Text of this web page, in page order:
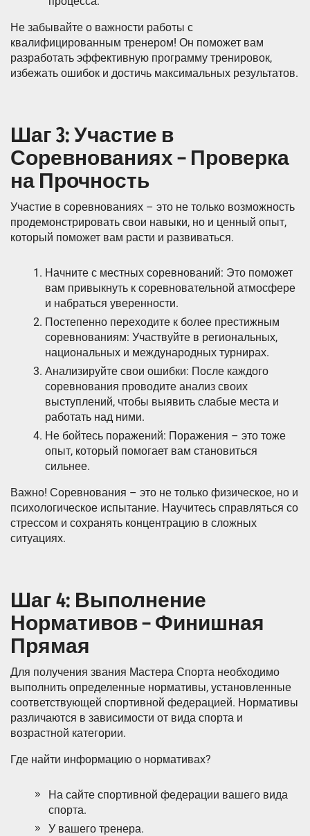
Не забывайте о важности работы с
квалифицированным тренером! Он поможет вам
разработать эффективную программу тренировок,
избежать ошибок и достичь максимальных результатов.
Шаг 3: Участие в
Соревнованиях – Проверка
на Прочность
Участие в соревнованиях – это не только возможность
продемонстрировать свои навыки, но и ценный опыт,
который поможет вам расти и развиваться.
Начните с местных соревнований: Это поможет
вам привыкнуть к соревновательной атмосфере
и набраться уверенности.
Постепенно переходите к более престижным
соревнованиям: Участвуйте в региональных,
национальных и международных турнирах.
Анализируйте свои ошибки: После каждого
соревнования проводите анализ своих
выступлений, чтобы выявить слабые места и
работать над ними.
Не бойтесь поражений: Поражения – это тоже
опыт, который помогает вам становиться
сильнее.
Важно! Соревнования – это не только физическое, но и
психологическое испытание. Научитесь справляться со
стрессом и сохранять концентрацию в сложных
ситуациях.
Шаг 4: Выполнение
Нормативов – Финишная
Прямая
Для получения звания Мастера Спорта необходимо
выполнить определенные нормативы, установленные
соответствующей спортивной федерацией. Нормативы
различаются в зависимости от вида спорта и
возрастной категории.
Где найти информацию о нормативах?
На сайте спортивной федерации вашего вида
спорта.
У вашего тренера.